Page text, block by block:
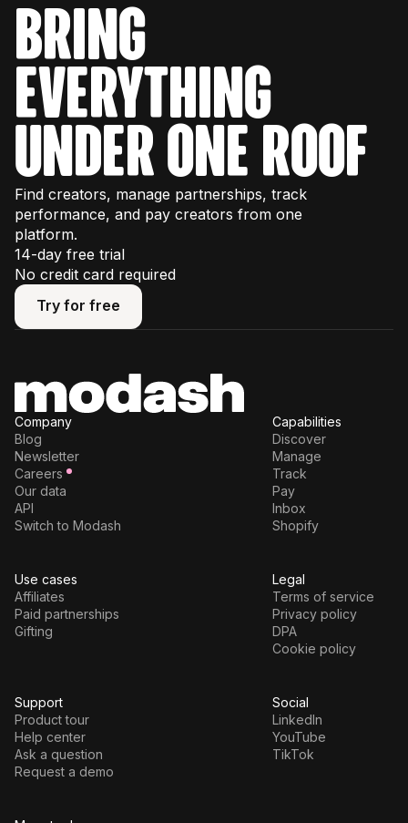
bring
everything
under one roof
Find creators, manage partnerships, track
performance, and pay creators from one
platform.
14-day free trial
No credit card required
Try for free
Try for free
Company
Blog
Newsletter
Careers
Our data
API
Switch to Modash
Capabilities
Discover
Manage
Track
Pay
Inbox
Shopify
Use cases
Affiliates
Paid partnerships
Gifting
Legal
Terms of service
Privacy policy
DPA
Cookie policy
Support
Product tour
Help center
Ask a question
Request a demo
Social
LinkedIn
YouTube
TikTok